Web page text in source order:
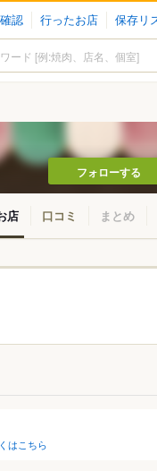
認 行ったお店 保存リ
フォローする
店 口コミ まとめ
小金井・国
はこちら